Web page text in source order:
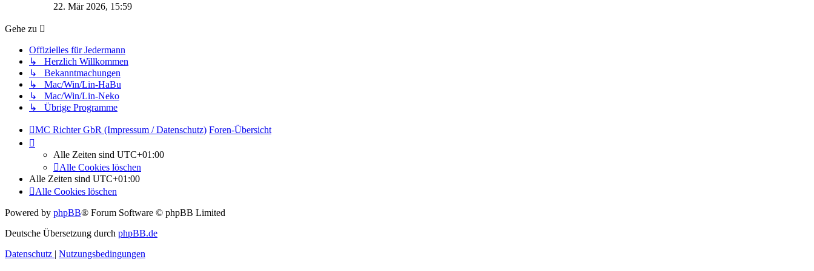
22. Mär 2026, 15:59
Gehe zu
Offizielles für Jedermann
↳ Herzlich Willkommen
↳ Bekanntmachungen
↳ Mac/Win/Lin-HaBu
↳ Mac/Win/Lin-Neko
↳ Übrige Programme
MC Richter GbR (Impressum / Datenschutz) Foren-Übersicht
Alle Zeiten sind UTC+01:00
Alle Cookies löschen
Alle Zeiten sind UTC+01:00
Alle Cookies löschen
Powered by phpBB® Forum Software © phpBB Limited
Deutsche Übersetzung durch phpBB.de
Datenschutz | Nutzungsbedingungen